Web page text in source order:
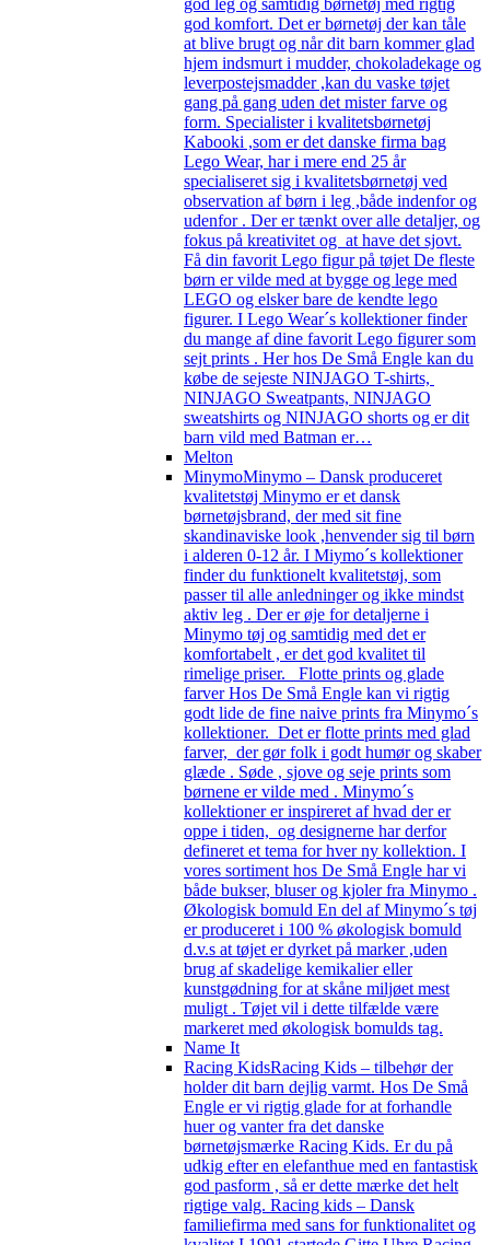
god komfort. Det er børnetøj der kan tåle
at blive brugt og når dit barn kommer glad
hjem indsmurt i mudder, chokoladekage og
leverpostejsmadder ,kan du vaske tøjet
gang på gang uden det mister farve og
form. Specialister i kvalitetsbørnetøj
Kabooki ,som er det danske firma bag
Lego Wear, har i mere end 25 år
specialiseret sig i kvalitetsbørnetøj ved
observation af børn i leg ,både indenfor og
udenfor . Der er tænkt over alle detaljer, og
fokus på kreativitet og at have det sjovt.
Få din favorit Lego figur på tøjet De fleste
børn er vilde med at bygge og lege med
LEGO og elsker bare de kendte lego
figurer. I Lego Wear´s kollektioner finder
du mange af dine favorit Lego figurer som
sejt prints . Her hos De Små Engle kan du
købe de sejeste NINJAGO T-shirts,
NINJAGO Sweatpants, NINJAGO
sweatshirts og NINJAGO shorts og er dit
barn vild med Batman er…
Melton
MinymoMinymo – Dansk produceret
kvalitetstøj Minymo er et dansk
børnetøjsbrand, der med sit fine
skandinaviske look ,henvender sig til børn
i alderen 0-12 år. I Miymo´s kollektioner
finder du funktionelt kvalitetstøj, som
passer til alle anledninger og ikke mindst
aktiv leg . Der er øje for detaljerne i
Minymo tøj og samtidig med det er
komfortabelt , er det god kvalitet til
rimelige priser. Flotte prints og glade
farver Hos De Små Engle kan vi rigtig
godt lide de fine naive prints fra Minymo´s
kollektioner. Det er flotte prints med glad
farver, der gør folk i godt humør og skaber
glæde . Søde , sjove og seje prints som
børnene er vilde med . Minymo´s
kollektioner er inspireret af hvad der er
oppe i tiden, og designerne har derfor
defineret et tema for hver ny kollektion. I
vores sortiment hos De Små Engle har vi
både bukser, bluser og kjoler fra Minymo .
Økologisk bomuld En del af Minymo´s tøj
er produceret i 100 % økologisk bomuld
d.v.s at tøjet er dyrket på marker ,uden
brug af skadelige kemikalier eller
kunstgødning for at skåne miljøet mest
muligt . Tøjet vil i dette tilfælde være
markeret med økologisk bomulds tag.
Name It
Racing KidsRacing Kids – tilbehør der
holder dit barn dejlig varmt. Hos De Små
Engle er vi rigtig glade for at forhandle
huer og vanter fra det danske
børnetøjsmærke Racing Kids. Er du på
udkig efter en elefanthue med en fantastisk
god pasform , så er dette mærke det helt
rigtige valg. Racing kids – Dansk
familiefirma med sans for funktionalitet og